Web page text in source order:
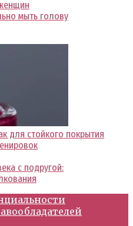
мыть голову
для стойкого покрытия
с подругой: